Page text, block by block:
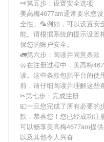
🗝第五步：设置安全选项
美高梅4677am通常要求您
全性。🦜例如，可以设置安
能。请根据系统的提示设置
保您的账户安全。
🚛第六步：阅读并同意条款
🥨在注册过程中， 美高梅
读。这些条款包括平台的使
前，请仔细阅读并理解这些
✂第七步：完成注册
💴一旦您完成了所有必要的
款，恭喜您！您已经成功注
可以畅享美高梅4677am提
以及其他令人兴奋